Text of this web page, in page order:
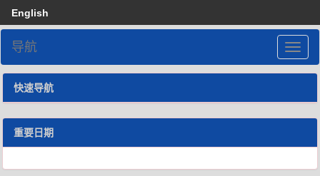
English
导航
快速导航
重要日期